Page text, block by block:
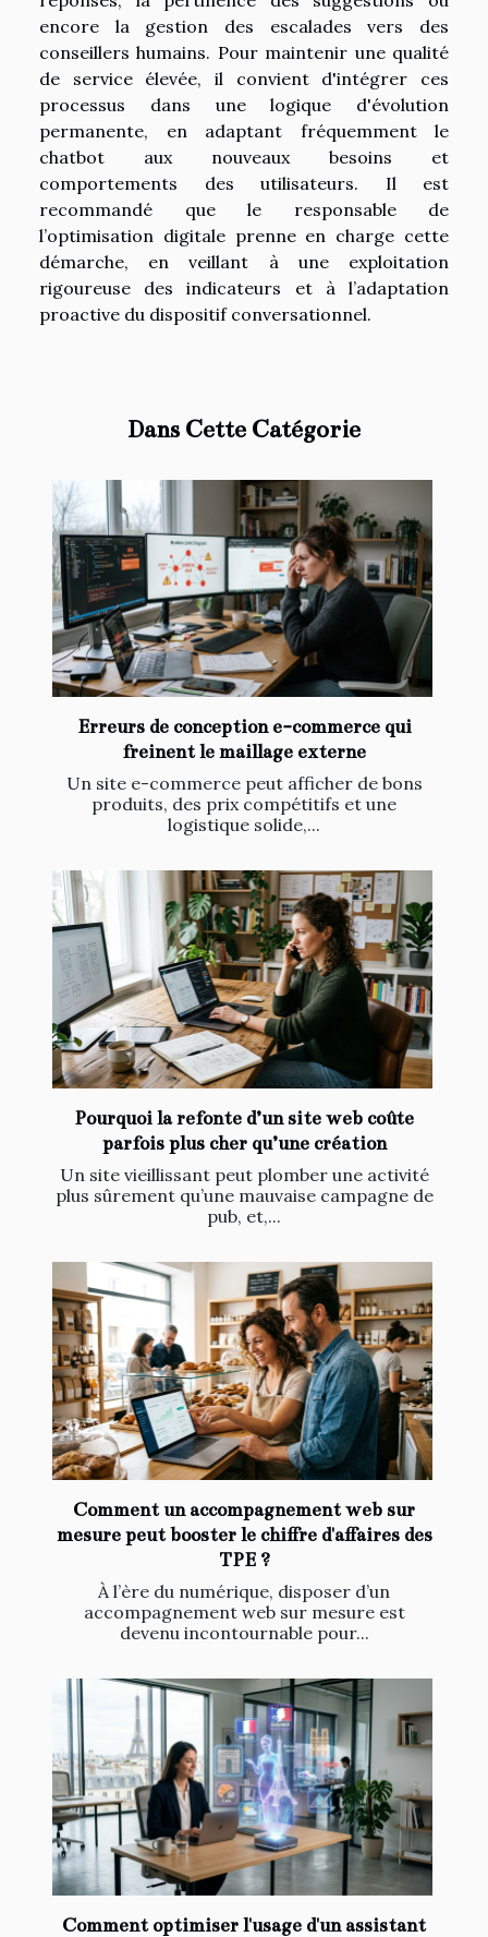
encore la gestion des escalades vers des
conseillers humains. Pour maintenir une qualité
de service élevée, il convient d'intégrer ces
processus dans une logique d'évolution
permanente, en adaptant fréquemment le
chatbot aux nouveaux besoins et
comportements des utilisateurs. Il est
recommandé que le responsable de
l’optimisation digitale prenne en charge cette
démarche, en veillant à une exploitation
rigoureuse des indicateurs et à l’adaptation
proactive du dispositif conversationnel.
Dans Cette Catégorie
Erreurs de conception e-commerce qui
freinent le maillage externe
Un site e-commerce peut afficher de bons
produits, des prix compétitifs et une
logistique solide,...
Pourquoi la refonte d’un site web coûte
parfois plus cher qu’une création
Un site vieillissant peut plomber une activité
plus sûrement qu’une mauvaise campagne de
pub, et,...
Comment un accompagnement web sur
mesure peut booster le chiffre d'affaires des
TPE ?
À l’ère du numérique, disposer d’un
accompagnement web sur mesure est
devenu incontournable pour...
Comment optimiser l'usage d'un assistant